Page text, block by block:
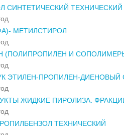
СИНТЕТИЧЕСКИЙ ТЕХНИЧЕСКИЙ
МЕТИЛСТИРОЛ
(ПОЛИПРОПИЛЕН И
ЭТИЛЕН-ПРОПИЛЕН-ДИЕНОВЫЙ
ЖИДКИЕ ПИРОЛИЗА. ФРАКЦИИ
ТЕХНИЧЕСКИЙ